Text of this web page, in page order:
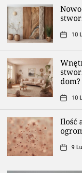
10
dom?
10
Ilość
9